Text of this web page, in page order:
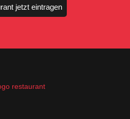
jetzt eintragen